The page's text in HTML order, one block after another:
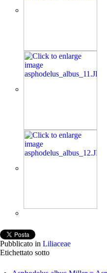
Pubblicato in Liliaceae
Etichettato sotto